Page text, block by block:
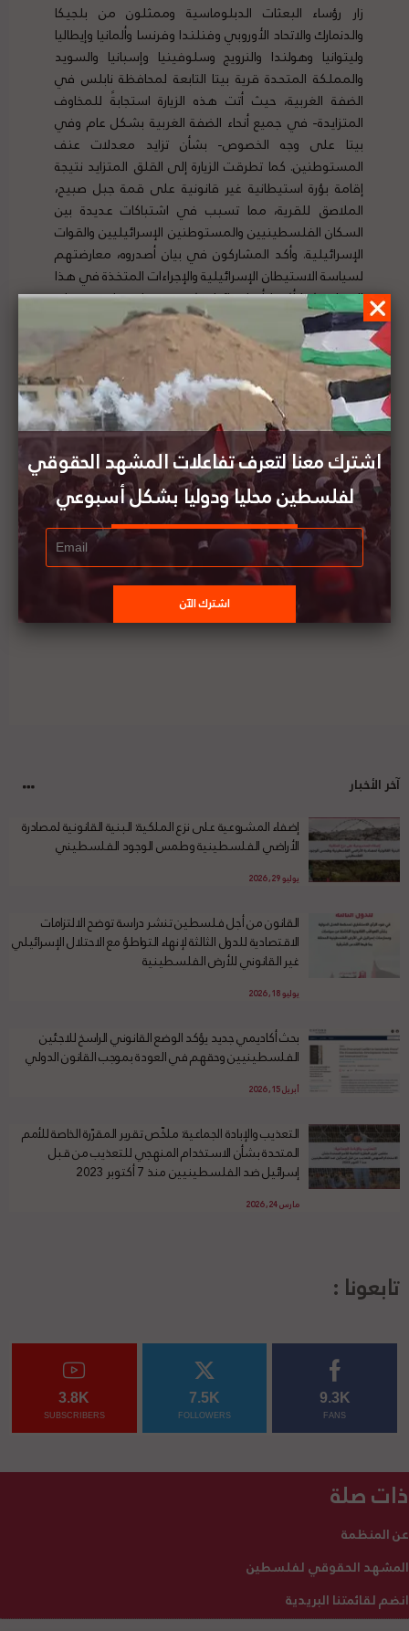
زار رؤساء البعثات الدبلوماسية وممثلون من بلجيكا
والدنمارك والاتحاد الأوروبي وفنلندا وفرنسا وألمانيا وإيطاليا
وليتوانيا وهولندا والنرويج وسلوفينيا وإسبانيا والسويد
والمملكة المتحدة قرية بيتا التابعة لمحافظة نابلس في
الضفة الغربية، حيث أتت هذه الزيارة استجابةً للمخاوف
المتزايدة- في جميع أنحاء الضفة الغربية بشكل عام وفي
بيتا على وجه الخصوص- بشأن تزايد معدلات عنف
المستوطنين. كما تطرقت الزيارة إلى القلق المتزايد نتيجة
إقامة بؤرة استيطانية غير قانونية على قمة جبل صبيح،
الملاصق للقرية، مما تسبب في اشتباكات عديدة بين
السكان الفلسطينيين والمستوطنين الإسرائيليين والقوات
الإسرائيلية. وأكد المشاركون في بيان أصدروه، معارضتهم
لسياسة الاستيطان الإسرائيلية والإجراءات المتخذة في هذا
السياق. كما أكدوا أن إسرائيل، كقوة محتلة، ملزمة بحماية
السكان الفلسطينيين. لتفاصيل الخبر ومصدره الأصلي،
وزارة الخارجية الفلسطينية: الاحتلال يكثف سياسة
الهدم أمام غياب المحاسبة الدولية
المركز الفلسطيني لحقوق الإنسان يحذر من تداعيات
الوضع الصحي في غزة، ويدعو المجتمع الدولي للضغط
على إسرائيل للالتزام بواجباتها
آخر الأخبار
إضفاء المشروعية على نزع الملكية: البنية القانونية لمصادرة
الأراضي الفلسطينية وطمس الوجود الفلسطيني
يوليو 29, 2026
القانون من أجل فلسطين تنشر دراسة توضح الالتزامات
الاقتصادية للدول الثالثة لإنهاء التواطؤ مع الاحتلال الإسرائيلي
غير القانوني للأرض الفلسطينية
يوليو 18, 2026
بحث أكاديمي جديد يؤكد الوضع القانوني الراسخ للاجئين
الفلسطينيين وحقهم في العودة بموجب القانون الدولي
أبريل 15, 2026
التعذيب والإبادة الجماعية: ملخّص تقرير المقرّرة الخاصة للأمم
المتحدة بشأن الاستخدام المنهجي للتعذيب من قبل
إسرائيل ضد الفلسطينيين منذ 7 أكتوبر 2023
مارس 24, 2026
تابعونا :
9.3K
FANS
7.5K
FOLLOWERS
3.8K
SUBSCRIBERS
ذات صلة
عن المنظمة
المشهد الحقوقي لفلسطين
انضم لقائمتنا البريدية
اشترك معنا لتعرف تفاعلات المشهد الحقوقي
لفلسطين محليا ودوليا بشكل أسبوعي